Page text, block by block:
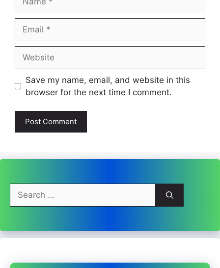
Save my name, email, and website in this
browser for the next time I comment.
Search
for: